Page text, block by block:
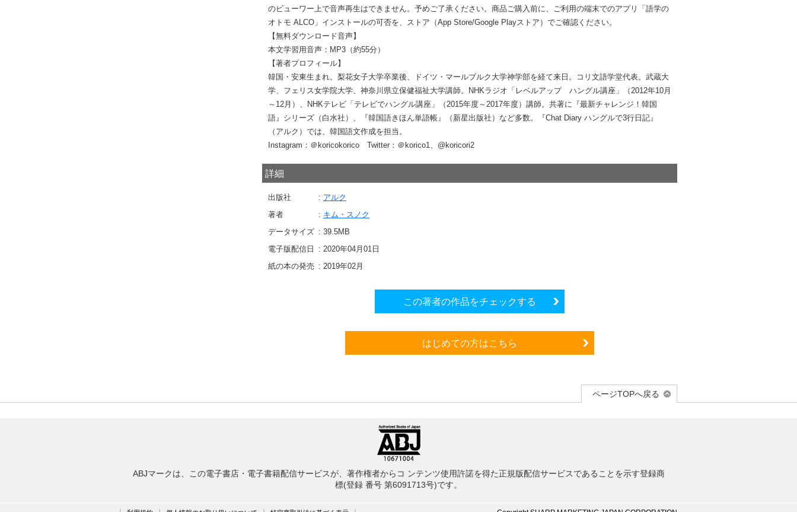
のビューワー上で音声再生はできません。予めご了承ください。商品ご購入前に、ご利用の端末でのアプリ「語学の
オトモ ALCO」インストールの可否を、ストア（App Store/Google Playストア）でご確認ください。
【無料ダウンロード音声】
本文学習用音声：MP3（約55分）
【著者プロフィール】
韓国・安東生まれ。梨花女子大学卒業後、ドイツ・マールブルク大学神学部を経て来日。コリ文語学堂代表。武蔵大
学、フェリス女学院大学、神奈川県立保健福祉大学講師。NHKラジオ「レベルアップ ハングル講座」（2012年10月
～12月）、NHKテレビ「テレビでハングル講座」（2015年度～2017年度）講師。共著に『最新チャレンジ！韓国
語』シリーズ（白水社）、『韓国語きほん単語帳』（新星出版社）など多数。『Chat Diary ハングルで3行日記』
（アルク）では、韓国語文作成を担当。
Instagram：＠koricokorico Twitter：＠korico1、@koricori2
詳細
出版社
アルク
著者
キム・スノク
データサイズ
39.5MB
電子版配信日
2020年04月01日
紙の本の発売
2019年02月
この著者の作品をチェックする
はじめての方はこちら
ページTOPへ戻る
ABJマークは、この電子書店・電子書籍配信サービスが、著作権者からコ ンテンツ使用許諾を得た正規版配信サービスであることを示す登録商
標(登録 番号 第6091713号)です。